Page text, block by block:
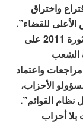
واختراق
للقضاء”.
لا بل طالب بإنهاء “السياسيين الذين التفوا بعد ثورة 2011 على
الشعب
واعتماد
الأحزاب،
نظام القوائم”.
بلا أحزاب